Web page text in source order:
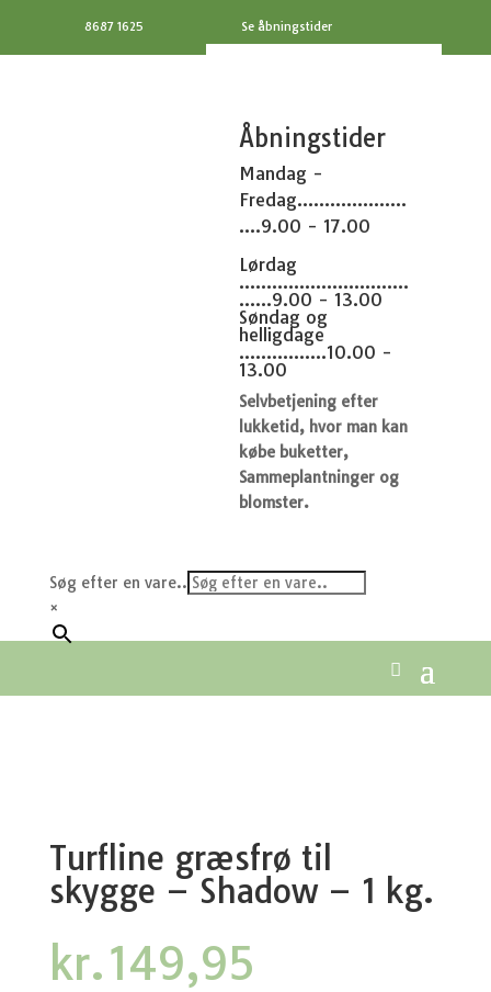
8687 1625 Se åbningstider
Åbningstider
Mandag -
Fredag....................
....9.00 - 17.00
Lørdag
...............................
......9.00 - 13.00
Søndag og
helligdage
................10.00 -
13.00
Selvbetjening efter
lukketid, hvor man kan
købe buketter,
Sammeplantninger og
blomster.
Søg efter en vare..
×
Turfline græsfrø til
skygge – Shadow – 1 kg.
kr.149,95